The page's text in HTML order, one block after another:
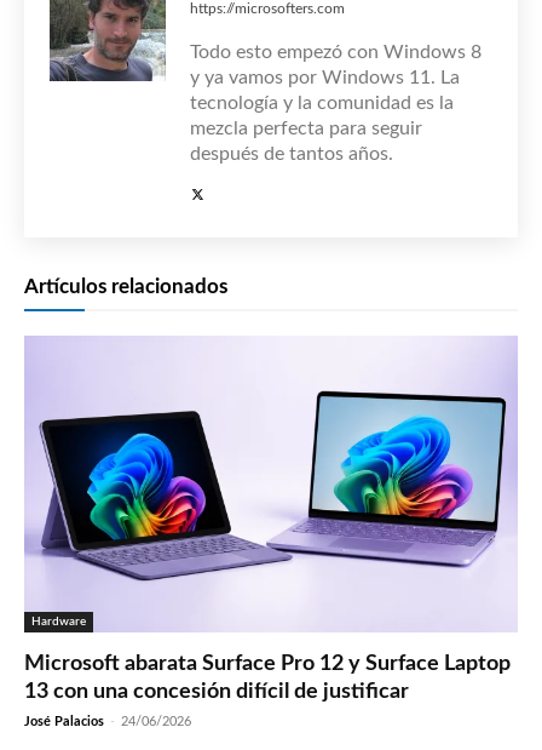
https://microsofters.com
Todo esto empezó con Windows 8
y ya vamos por Windows 11. La
tecnología y la comunidad es la
mezcla perfecta para seguir
después de tantos años.
Artículos relacionados
Hardware
Microsoft abarata Surface Pro 12 y Surface Laptop
13 con una concesión difícil de justificar
José Palacios - 24/06/2026